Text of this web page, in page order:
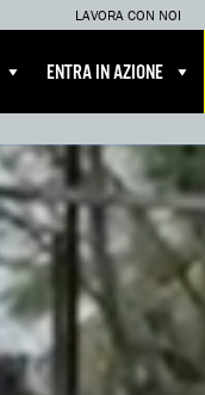
LAVORA CON NOI
ENTRA IN AZIONE